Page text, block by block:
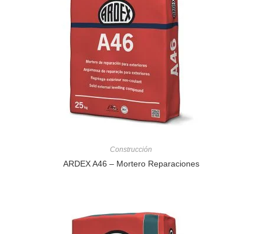
Construcción
ARDEX A46 – Mortero Reparaciones